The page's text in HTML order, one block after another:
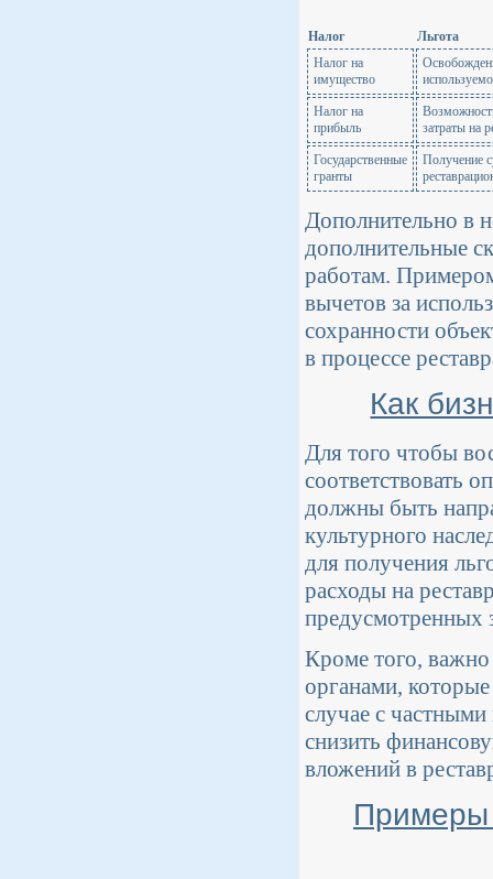
Налог
Льгота
Налог на
имущество
Налог на
прибыль
затраты на
Государственные
гранты
Получение
Дополнительно в
дополнительные
работам.
вычетов за
сохранности
в процессе
Как
Для того чтобы
соответствовать
должны быть
культурного
для получения
расходы на
предусмотренных
Кроме того, важно
органами,
случае с
снизить
вложений в
Примеры